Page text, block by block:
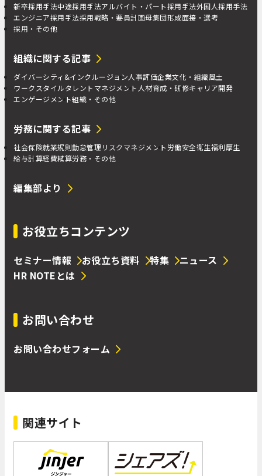
新卒採用手法中途採用手法アルバイト・パート採用手法外国人採用手法
エンジニア採用手法採用戦略・要員計画母集団形成面接・選考
採用・その他
組織に関する記事
ダイバーシティ&インクルージョン人事評価企業文化・組織風土
ワークスタイルタレントマネジメント 人材育成・研修キャリア開発
エンゲージメント組織・その他
労務に関する記事
社会保険就業規則勤怠管理 リスクマネジメント 労働安全衛生福利厚生
給与計算経費精算労務・その他
編集部より
お役立ちコンテンツ
セミナー情報 お役立ち資料 特集
ニュース
HR NOTEとは
お問い合わせ
お問い合わせフォーム
関連サイト